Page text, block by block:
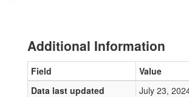
Additional Information
Field
Value
Data last updated
July 23,